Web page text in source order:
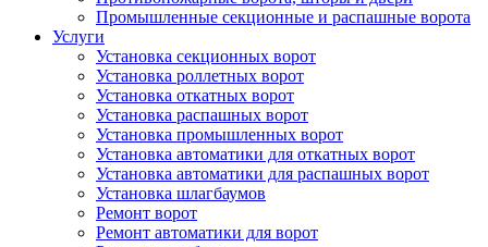
Промышленные секционные и распашные ворота
Услуги
Установка секционных ворот
Установка роллетных ворот
Установка откатных ворот
Установка распашных ворот
Установка промышленных ворот
Установка автоматики для откатных ворот
Установка автоматики для распашных ворот
Установка шлагбаумов
Ремонт ворот
Ремонт автоматики для ворот